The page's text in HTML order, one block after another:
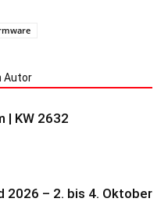
Autor
| KW 2632
2026 – 2. bis 4. Oktober